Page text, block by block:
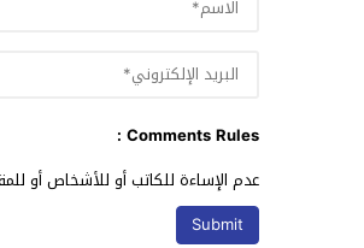
Comments Rules :
عدم الإساءة للكاتب أو للأشخاص أو